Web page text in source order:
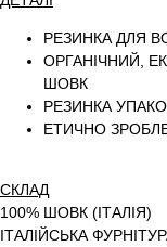
РЕЗИНКА ДЛЯ
ОРГАНІЧНИЙ,
ШОВК
РЕЗИНКА
ЕТИЧНО
СКЛАД
100% ШОВК (ІТАЛІЯ)
ІТАЛІЙСЬКА